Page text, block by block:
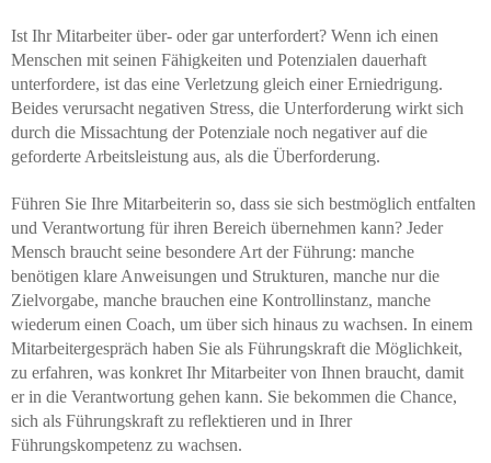
Ist Ihr Mitarbeiter über- oder gar unterfordert? Wenn ich einen
Menschen mit seinen Fähigkeiten und Potenzialen dauerhaft
unterfordere, ist das eine Verletzung gleich einer Erniedrigung.
Beides verursacht negativen Stress, die Unterforderung wirkt sich
durch die Missachtung der Potenziale noch negativer auf die
geforderte Arbeitsleistung aus, als die Überforderung.
Führen Sie Ihre Mitarbeiterin so, dass sie sich bestmöglich entfalten
und Verantwortung für ihren Bereich übernehmen kann? Jeder
Mensch braucht seine besondere Art der Führung: manche
benötigen klare Anweisungen und Strukturen, manche nur die
Zielvorgabe, manche brauchen eine Kontrollinstanz, manche
wiederum einen Coach, um über sich hinaus zu wachsen. In einem
Mitarbeitergespräch haben Sie als Führungskraft die Möglichkeit,
zu erfahren, was konkret Ihr Mitarbeiter von Ihnen braucht, damit
er in die Verantwortung gehen kann. Sie bekommen die Chance,
sich als Führungskraft zu reflektieren und in Ihrer
Führungskompetenz zu wachsen.